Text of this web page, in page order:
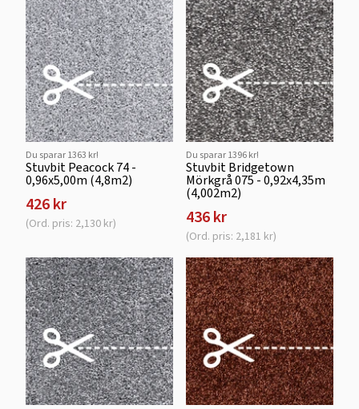
Du sparar 1363 kr!
Stuvbit Peacock 74 -
0,96x5,00m (4,8m2)
426 kr
(Ord. pris: 2,130 kr)
Du sparar 1396 kr!
Stuvbit Bridgetown
Mörkgrå 075 - 0,92x4,35m
(4,002m2)
436 kr
(Ord. pris: 2,181 kr)